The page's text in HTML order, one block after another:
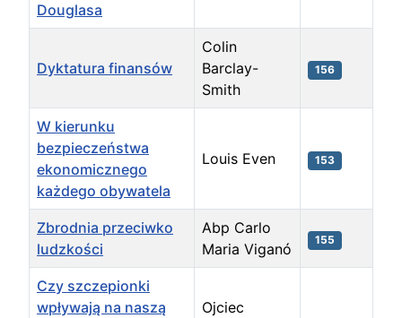
Douglasa
Dyktatura finansów
Colin
Barclay-
Smith
156
W kierunku
bezpieczeństwa
ekonomicznego
każdego obywatela
Louis Even 153
Zbrodnia przeciwko
ludzkości
Abp Carlo
Maria Viganó
155
Czy szczepionki
wpływają na naszą
Ojciec